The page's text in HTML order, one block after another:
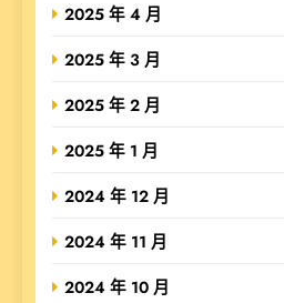
2025 年 4 月
2025 年 3 月
2025 年 2 月
2025 年 1 月
2024 年 12 月
2024 年 11 月
2024 年 10 月